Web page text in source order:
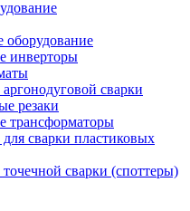
оборудование
инверторы
сварки
резаки
трансформаторы
сварки пластиковых
сварки (споттеры)